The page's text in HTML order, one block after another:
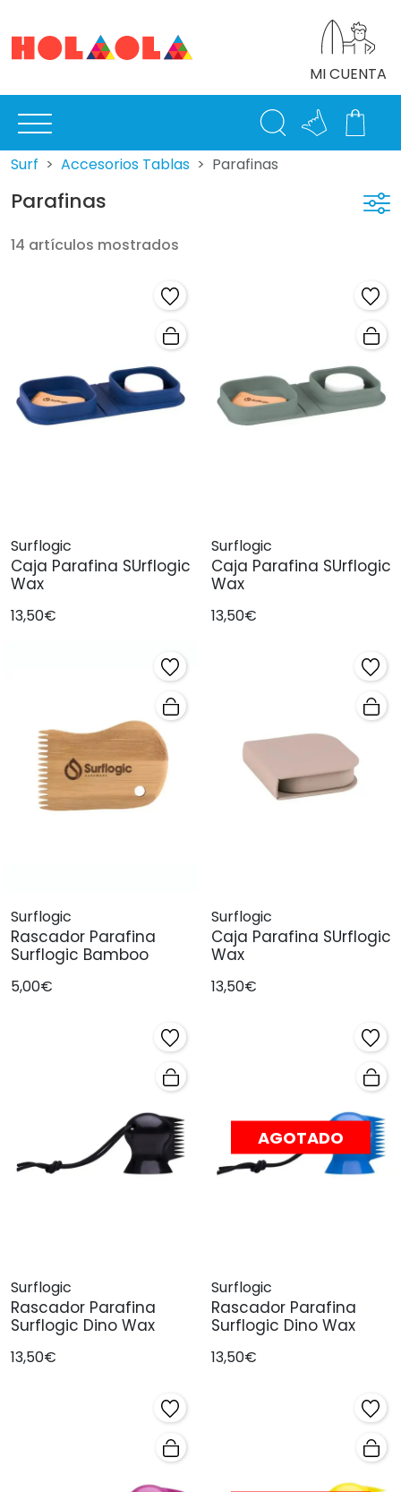
MI CUENTA
Surf Accesorios Tablas Parafinas
Parafinas
14 artículos mostrados
Surflogic
Caja Parafina SUrflogic
Wax
13,50€
Surflogic
Caja Parafina SUrflogic
Wax
13,50€
Surflogic
Rascador Parafina
Surflogic Bamboo
5,00€
Surflogic
Caja Parafina SUrflogic
Wax
13,50€
Surflogic
Rascador Parafina
Surflogic Dino Wax
13,50€
AGOTADO
Surflogic
Rascador Parafina
Surflogic Dino Wax
13,50€